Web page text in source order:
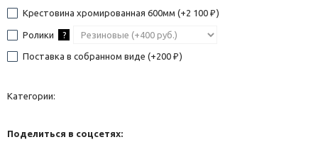
Крестовина хромированная 600мм (+2 100 ₽ )
Ролики ?
Поставка в собранном виде (+200 ₽ )
Категории:
Поделиться в соцсетях: